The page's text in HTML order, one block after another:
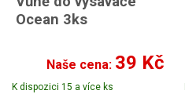
Ocean 3ks
Naše cena: 39 Kč
K dispozici 15 a více ks